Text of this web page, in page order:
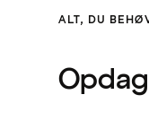
ALT, DU